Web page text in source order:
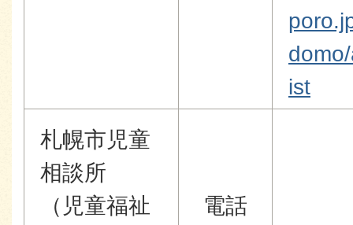
ist
札幌市児童
相談所
（児童福祉
電話